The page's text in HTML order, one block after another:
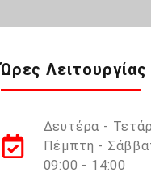
Ώρες Λειτουργίας
Δευτέρα -
Πέμπτη -
09:00 - 14:00